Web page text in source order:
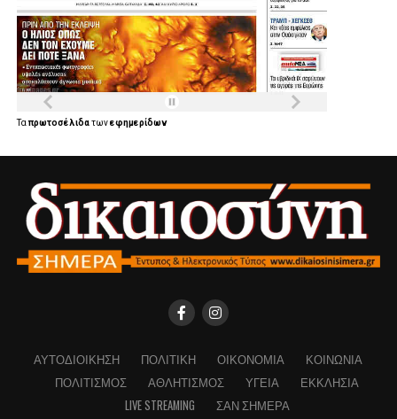
Ταπρωτοσέλιδατωνεφημερίδων
ΑΥΤΟΔΙΟΊΚΗΣΗ ΠΟΛΙΤΙΚΉ ΟΙΚΟΝΟΜΊΑ
ΚΟΙΝΩΝΊΑ
ΠΟΛΙΤΙΣΜΌΣ
ΑΘΛΗΤΙΣΜΌΣ ΥΓΕΊΑ
ΕΚΚΛΗΣΊΑ
LIVE STREAMING
ΣΑΝ ΣΉΜΕΡΑ